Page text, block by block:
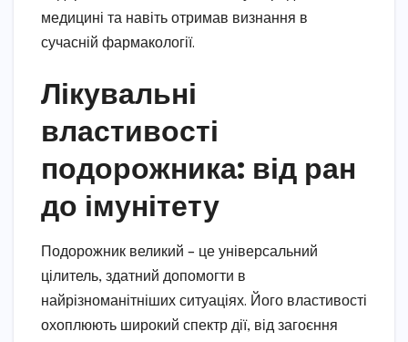
медицині та навіть отримав визнання в
сучасній фармакології.
Лікувальні
властивості
подорожника: від ран
до імунітету
Подорожник великий – це універсальний
цілитель, здатний допомогти в
найрізноманітніших ситуаціях. Його властивості
охоплюють широкий спектр дії, від загоєння